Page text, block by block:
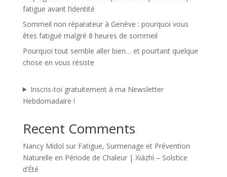
fatigue avant l’identité
Sommeil non réparateur à Genève : pourquoi vous
êtes fatigué malgré 8 heures de sommeil
Pourquoi tout semble aller bien… et pourtant quelque
chose en vous résiste
Inscris-toi gratuitement à ma Newsletter
Hebdomadaire !
Recent Comments
Nancy Midol sur Fatigue, Surmenage et Prévention
Naturelle en Période de Chaleur | Xiàzhì – Solstice
d’Été